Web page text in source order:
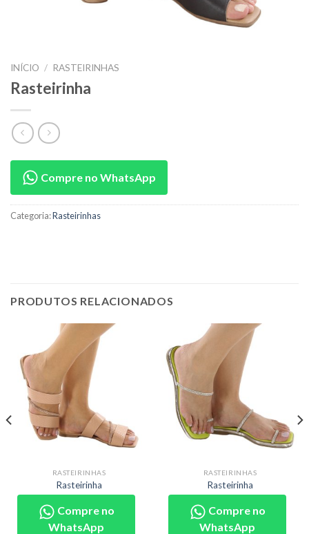
INÍCIO / RASTEIRINHAS
Rasteirinha
Compre no WhatsApp
Categoria:Rasteirinhas
PRODUTOS RELACIONADOS
RASTEIRINHAS
Rasteirinha
Compre no
WhatsApp
RASTEIRINHAS
Rasteirinha
Compre no
WhatsApp